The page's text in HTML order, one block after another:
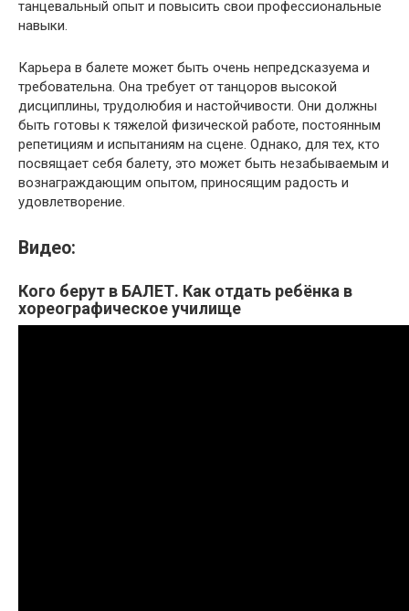
танцевальный опыт и повысить свои профессиональные
навыки.
Карьера в балете может быть очень непредсказуема и
требовательна. Она требует от танцоров высокой
дисциплины, трудолюбия и настойчивости. Они должны
быть готовы к тяжелой физической работе, постоянным
репетициям и испытаниям на сцене. Однако, для тех, кто
посвящает себя балету, это может быть незабываемым и
вознаграждающим опытом, приносящим радость и
удовлетворение.
Видео:
Кого берут в БАЛЕТ. Как отдать ребёнка в
хореографическое училище